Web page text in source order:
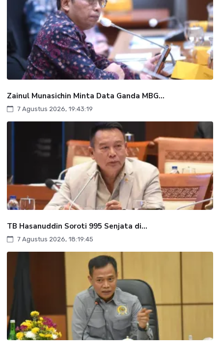
Zainul Munasichin Minta Data Ganda MBG...
7 Agustus 2026, 19:43:19
TB Hasanuddin Soroti 995 Senjata di...
7 Agustus 2026, 18:19:45